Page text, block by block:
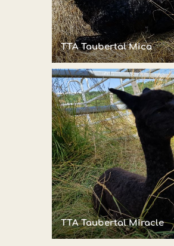
TTA Taubertal Mica
TTA Taubertal Miracle